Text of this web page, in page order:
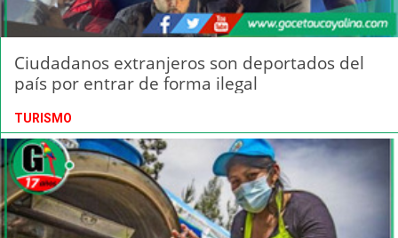
Ciudadanos extranjeros son deportados del
país por entrar de forma ilegal
TURISMO